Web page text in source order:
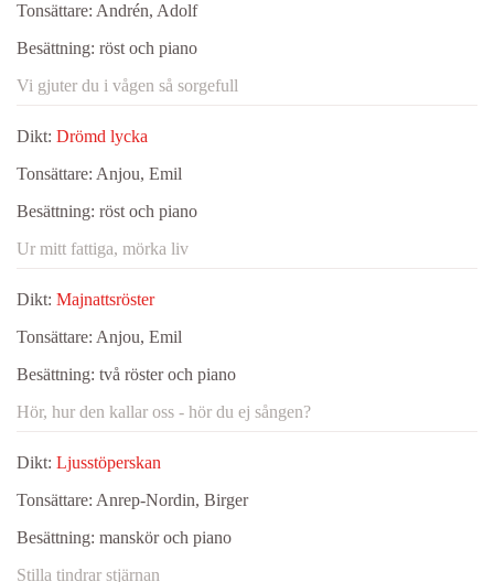
Tonsättare: Andrén, Adolf
Besättning: röst och piano
Vi gjuter du i vågen så sorgefull
Dikt: Drömd lycka
Tonsättare: Anjou, Emil
Besättning: röst och piano
Ur mitt fattiga, mörka liv
Dikt: Majnattsröster
Tonsättare: Anjou, Emil
Besättning: två röster och piano
Hör, hur den kallar oss - hör du ej sången?
Dikt: Ljusstöperskan
Tonsättare: Anrep-Nordin, Birger
Besättning: manskör och piano
Stilla tindrar stjärnan